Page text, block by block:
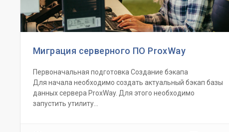
Миграция серверного ПО ProxWay
Первоначальная подготовка Создание бэкапа
Для начала необходимо создать актуальный бэкап базы
данных сервера ProxWay. Для этого необходимо
запустить утилиту...